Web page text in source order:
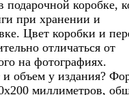
подарочной коробке,
при хранении и
Цвет коробки и
отличаться от
на фотографиях.
объем у издания?
миллиметров,